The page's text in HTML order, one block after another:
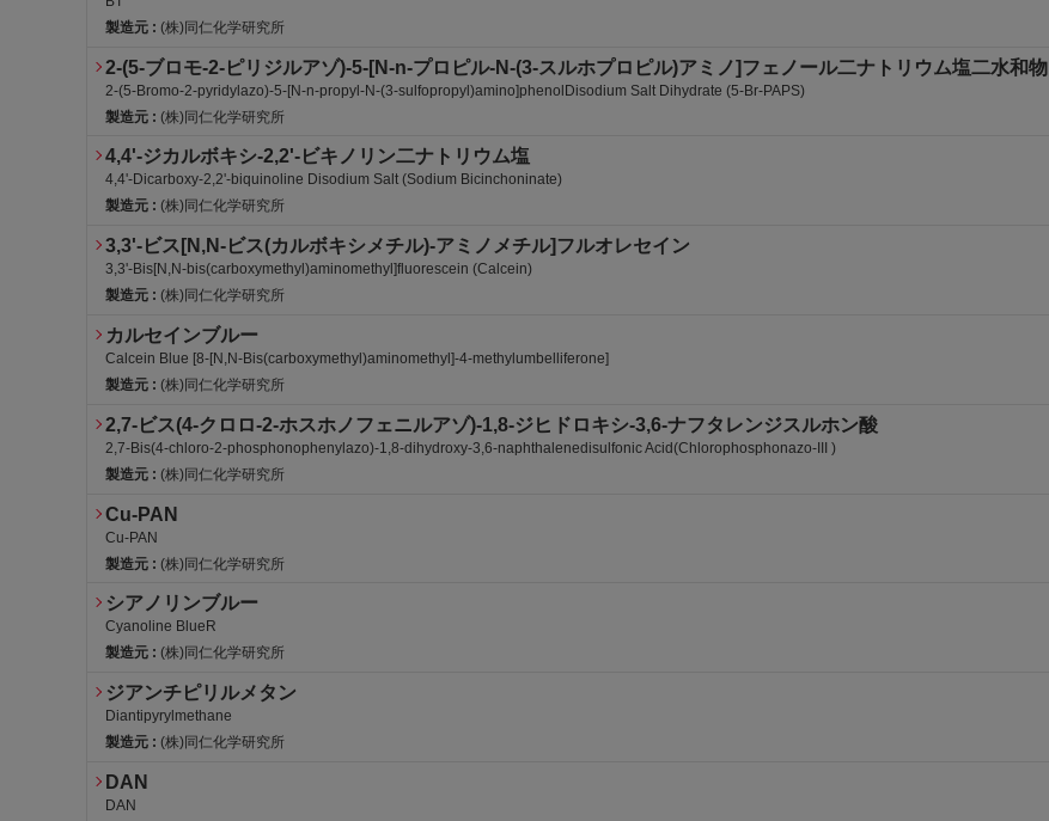
製造元 : (株)同仁化学研究所
2-(5-ブロモ-2-ピリジルアゾ)-5-[N-n-プロピル-N-(3-スルホプロピル)アミノ]フェノール二ナトリウム塩二水和物
2-(5-Bromo-2-pyridylazo)-5-[N-n-propyl-N-(3-sulfopropyl)amino]phenolDisodium Salt Dihydrate (5-Br-PAPS)
製造元 : (株)同仁化学研究所
4,4'-ジカルボキシ-2,2'-ビキノリン二ナトリウム塩
4,4'-Dicarboxy-2,2'-biquinoline Disodium Salt (Sodium Bicinchoninate)
製造元 : (株)同仁化学研究所
3,3'-ビス[N,N-ビス(カルボキシメチル)-アミノメチル]フルオレセイン
3,3'-Bis[N,N-bis(carboxymethyl)aminomethyl]fluorescein (Calcein)
製造元 : (株)同仁化学研究所
カルセインブルー
Calcein Blue [8-[N,N-Bis(carboxymethyl)aminomethyl]-4-methylumbelliferone]
製造元 : (株)同仁化学研究所
2,7-ビス(4-クロロ-2-ホスホノフェニルアゾ)-1,8-ジヒドロキシ-3,6-ナフタレンジスルホン酸
2,7-Bis(4-chloro-2-phosphonophenylazo)-1,8-dihydroxy-3,6-naphthalenedisulfonic Acid(Chlorophosphonazo-III )
製造元 : (株)同仁化学研究所
Cu-PAN
Cu-PAN
製造元 : (株)同仁化学研究所
シアノリンブルー
Cyanoline BlueR
製造元 : (株)同仁化学研究所
ジアンチピリルメタン
Diantipyrylmethane
製造元 : (株)同仁化学研究所
DAN
DAN